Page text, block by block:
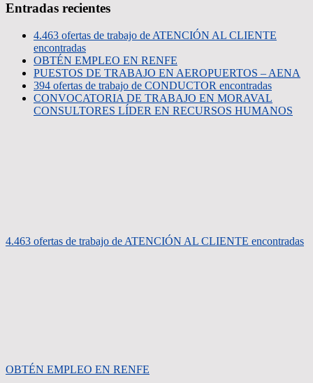
Entradas recientes
4.463 ofertas de trabajo de ATENCIÓN AL CLIENTE
encontradas
OBTÉN EMPLEO EN RENFE
PUESTOS DE TRABAJO EN AEROPUERTOS – AENA
394 ofertas de trabajo de CONDUCTOR encontradas
CONVOCATORIA DE TRABAJO EN MORAVAL
CONSULTORES LÍDER EN RECURSOS HUMANOS
4.463 ofertas de trabajo de ATENCIÓN AL CLIENTE encontradas
OBTÉN EMPLEO EN RENFE